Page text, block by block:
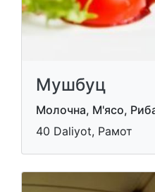
Мушбуц
Молочна, М'ясо,
40 Daliyot, Рамот